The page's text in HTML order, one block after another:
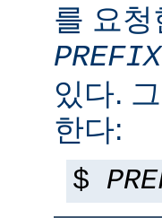
를 요
PREFIX
있다.
한다:
$